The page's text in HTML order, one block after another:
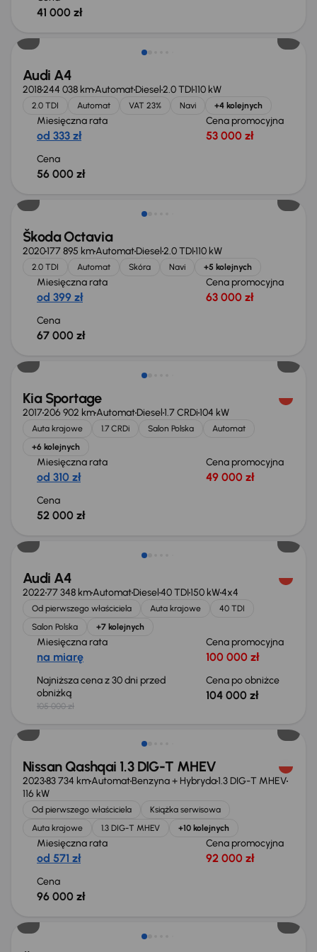
41 000 zł
Audi A4
2018244 038 kmAutomatDiesel2.0 TDI110 kW
2.0 TDI Automat VAT 23% Navi +4 kolejnych
Miesięczna rata
od 333 zł
Cena promocyjna
53 000 zł
Cena
56 000 zł
Škoda Octavia
2020177 895 kmAutomatDiesel2.0 TDI110 kW
2.0 TDI Automat Skóra Navi +5 kolejnych
Miesięczna rata
od 399 zł
Cena promocyjna
63 000 zł
Cena
67 000 zł
Kia Sportage
2017206 902 kmAutomatDiesel1.7 CRDi104 kW
Auta krajowe 1.7 CRDi Salon Polska
Automat
+6 kolejnych
Miesięczna rata
od 310 zł
Cena promocyjna
49 000 zł
Cena
52 000 zł
Taniej o 1 000 zł
Audi A4
202277 348 kmAutomatDiesel40 TDI150 kW4x4
Od pierwszego właściciela Auta krajowe
40 TDI
Salon Polska
+7 kolejnych
Miesięczna rata
na miarę
Cena promocyjna
100 000 zł
Najniższa cena z 30 dni przed
obniżką
105 000 zł
Cena po obniżce
104 000 zł
Możliwość odliczenia VAT
Nissan Qashqai 1.3 DIG-T MHEV
202383 734 kmAutomatBenzyna + Hybryda1.3 DIG-T MHEV
116 kW
Od pierwszego właściciela
Książka serwisowa
Auta krajowe
1.3 DIG-T MHEV +10 kolejnych
Miesięczna rata
od 571 zł
Cena promocyjna
92 000 zł
Cena
96 000 zł
Możliwość odliczenia VAT